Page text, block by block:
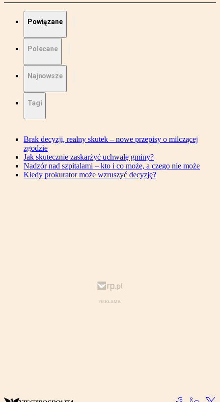
Powiązane
Polecane
Najnowsze
Tagi
Brak decyzji, realny skutek – nowe przepisy o milczącej
zgodzie
Jak skutecznie zaskarżyć uchwałę gminy?
Nadzór nad szpitalami – kto i co może, a czego nie może
Kiedy prokurator może wzruszyć decyzję?